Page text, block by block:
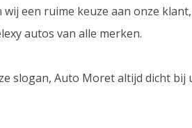
wij een ruime keuze aan onze
autos van alle merken.
slogan, Auto Moret altijd dicht bij